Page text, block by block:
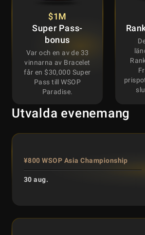
$1M
Super Pass-
bonus
Var och en av de 33
vinnarna av Bracelet
får en $30,000 Super
Pass till WSOP
Paradise.
Utvalda evenemang
¥800 WSOP Asia Championship
30 aug.